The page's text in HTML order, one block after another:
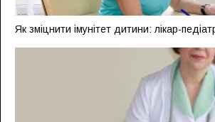
Як зміцнити імунітет дитини: лікар-